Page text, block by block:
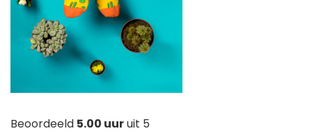
Beoordeeld 5.00 uuruit 5